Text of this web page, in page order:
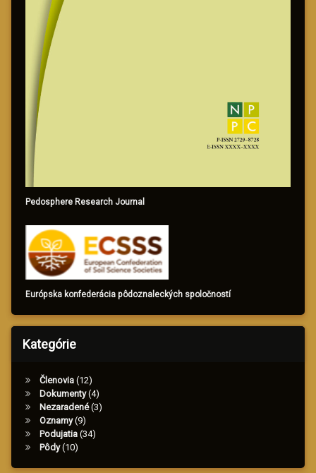
Pedosphere Research Journal
Európska konfederácia pôdoznaleckých spoločností
Kategórie
Členovia (12)
Dokumenty(4)
Nezaradené(3)
Oznamy(9)
Podujatia (34)
Pôdy(10)